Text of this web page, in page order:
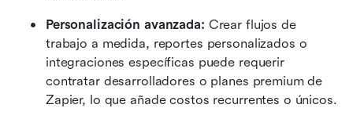
Personalización avanzada: Crear flujos de
trabajo a medida, reportes personalizados o
integraciones específicas puede requerir
contratar desarrolladores o planes premium de
Zapier, lo que añade costos recurrentes o únicos.